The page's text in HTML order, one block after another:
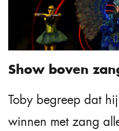
Show boven
Toby begreep dat
winnen met zang